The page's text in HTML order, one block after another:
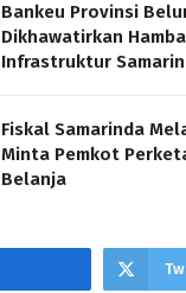
Bankeu Provinsi
Dikhawatirkan
Infrastruktur
Fiskal Samarinda
Minta Pemkot
Belanja